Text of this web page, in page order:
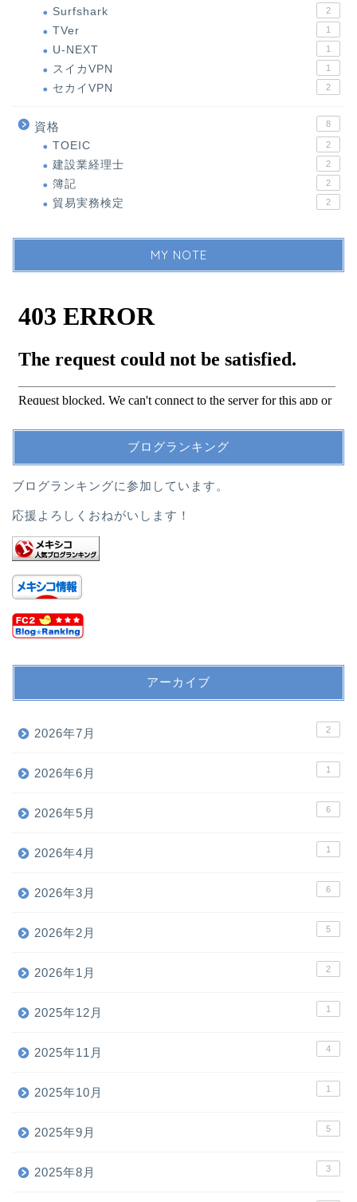
Surfshark 2
TVer 1
U-NEXT 1
スイカVPN 1
セカイVPN 2
資格 8
TOEIC 2
建設業経理士 2
簿記 2
貿易実務検定 2
MY NOTE
ブログランキング
ブログランキングに参加しています。
応援よろしくおねがいします！
アーカイブ
2026年7月 2
2026年6月 1
2026年5月 6
2026年4月 1
2026年3月 6
2026年2月 5
2026年1月 2
2025年12月 1
2025年11月 4
2025年10月 1
2025年9月 5
2025年8月 3